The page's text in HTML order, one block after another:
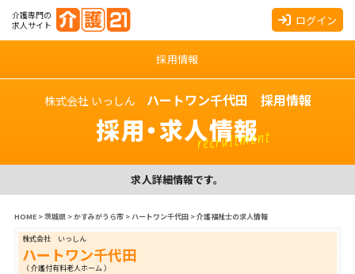
介護専門の
求人サイト
ログイン
採用情報
株式会社 いっしん ハートワン千代田 採用情報
採用・求人情報
recruitment
求人詳細情報です。
HOME>茨城県>かすみがうら市>ハートワン千代田>介護福祉士の求人情報
株式会社 いっしん
ハートワン千代田
（ 介護付有料老人ホーム ）